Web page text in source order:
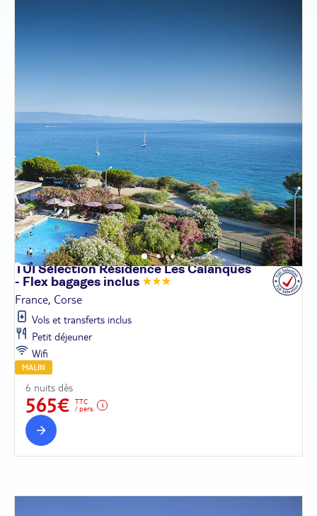
TUI Sélection Résidence Les Calanques
- Flex bagages inclus
France, Corse
Vols et transferts inclus
Petit déjeuner
Wifi
MALIN
6 nuits dès
565€
TTC
/ pers.